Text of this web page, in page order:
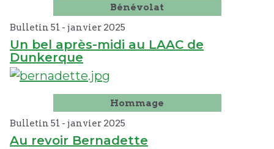
Bénévolat
Bulletin 51 - janvier 2025
Un bel après-midi au LAAC de
Dunkerque
Hommage
Bulletin 51 - janvier 2025
Au revoir Bernadette